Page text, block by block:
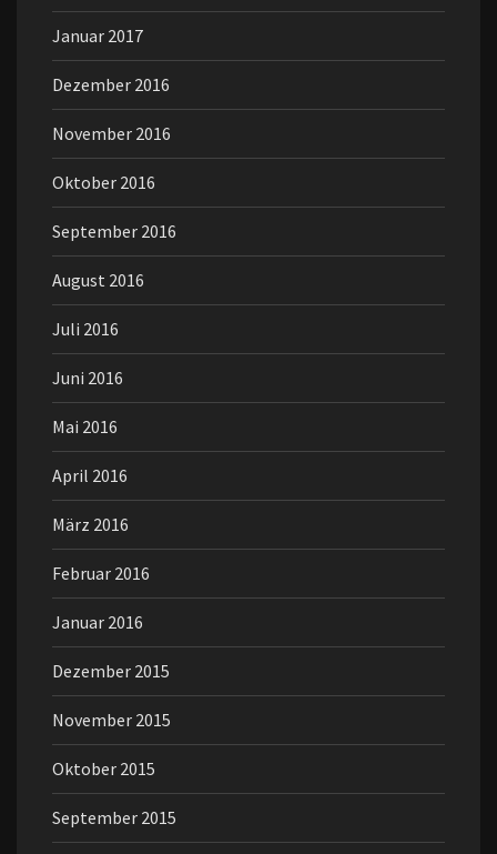
Januar 2017
Dezember 2016
November 2016
Oktober 2016
September 2016
August 2016
Juli 2016
Juni 2016
Mai 2016
April 2016
März 2016
Februar 2016
Januar 2016
Dezember 2015
November 2015
Oktober 2015
September 2015